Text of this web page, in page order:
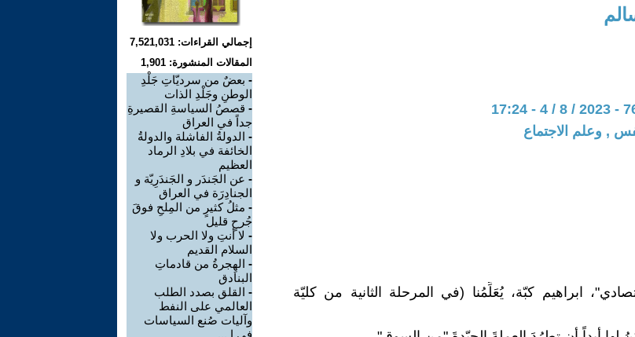
, وعلم الاجتماع
ابراهيم كبّة، يُعَلِّمُنا (في المرحلة الثانية من كليّة
إجمالي القراءات: 7,521,031
المقالات المنشورة: 1,901
- بعضٌ من سرديّاتِ جَلْدِ
الوطنِ وجَلْدِ الذات
- قصصُ السياسةِ القصيرةِ
جداً في العراق
- الدولةُ الفاشلة والدولةُ
الخائفة في بلادِ الرماد
العظيم
- عن الجَندَر و الجَندَرِيّة و
الجنادِرَة في العراق
- مثلُ كثيرٍ من المِلحِ فوقَ
جُرحٍ قليل
- لا أنتِ ولا الحرب ولا
السلام القديم
- الهِجرةُ من قادماتِ
البنادق
- القلق بصدد الطلب
العالمي على النفط
وآليات صُنع السياسات
في ا ...